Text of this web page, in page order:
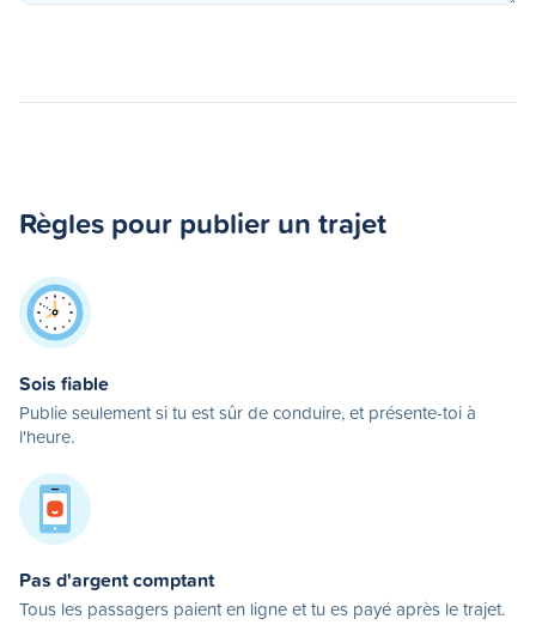
Règles pour publier un trajet
Sois fiable
Publie seulement si tu est sûr de conduire, et présente-toi à
l'heure.
Pas d'argent comptant
Tous les passagers paient en ligne et tu es payé après le trajet.